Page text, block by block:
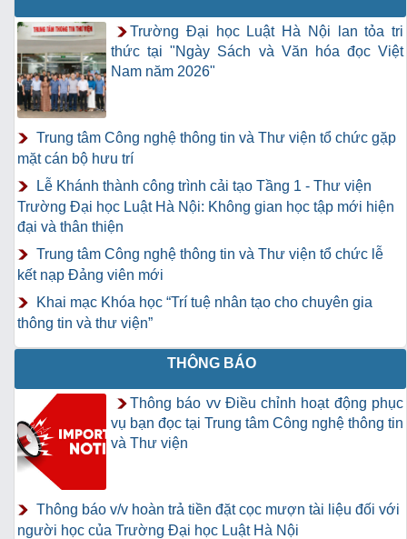
Trường Đại học Luật Hà Nội lan tỏa tri
thức tại "Ngày Sách và Văn hóa đọc Việt
Nam năm 2026"
Trung tâm Công nghệ thông tin và Thư viện tổ chức gặp
mặt cán bộ hưu trí
Lễ Khánh thành công trình cải tạo Tầng 1 - Thư viện
Trường Đại học Luật Hà Nội: Không gian học tập mới hiện
đại và thân thiện
Trung tâm Công nghệ thông tin và Thư viện tổ chức lễ
kết nạp Đảng viên mới
Khai mạc Khóa học “Trí tuệ nhân tạo cho chuyên gia
thông tin và thư viện”
THÔNG BÁO
Thông báo vv Điều chỉnh hoạt động phục
vụ bạn đọc tại Trung tâm Công nghệ thông tin
và Thư viện
Thông báo v/v hoàn trả tiền đặt cọc mượn tài liệu đối với
người học của Trường Đại học Luật Hà Nội